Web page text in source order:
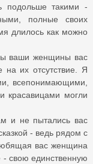
подольше такими -
полные своих
длилось как можно
ваши женщины вас
на их отсутствие. Я
всепонимающими,
красавицами могли
и не пытались вас
- ведь рядом с
вас женщина
свою единственную